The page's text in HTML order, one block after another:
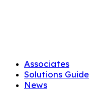
Associates
Solutions Guide
News